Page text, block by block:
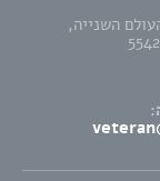
השנייה,